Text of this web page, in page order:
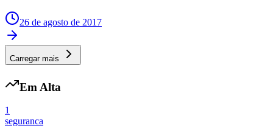
Grêmio
26 de agosto de 2017
Carregar mais
Em Alta
1
seguranca